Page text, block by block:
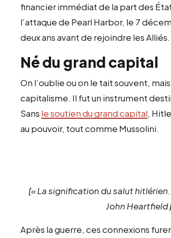
financier immédiat de la part des
l’attaque de Pearl Harbor, le 7
deux ans avant de rejoindre les Alliés.
Né du grand capital
On l’oublie ou on le tait souvent,
capitalisme. Il fut un instrument
Sans le soutien du grand capital,
au pouvoir, tout comme Mussolini.
[« La signification du salut
John Heartfield
Après la guerre, ces connexions